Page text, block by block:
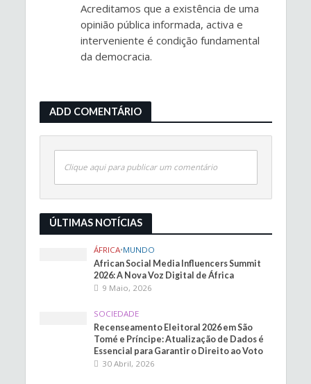
Acreditamos que a existência de uma
opinião pública informada, activa e
interveniente é condição fundamental
da democracia.
ADD COMENTÁRIO
Clique aqui para publicar um comentário
ÚLTIMAS NOTÍCIAS
ÁFRICA•MUNDO
African Social Media Influencers Summit
2026: A Nova Voz Digital de África
9 Maio, 2026
SOCIEDADE
Recenseamento Eleitoral 2026 em São
Tomé e Príncipe: Atualização de Dados é
Essencial para Garantir o Direito ao Voto
30 Abril, 2026